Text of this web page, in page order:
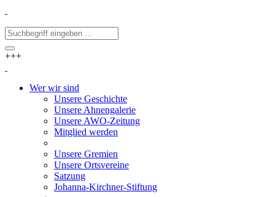
+++
Wer wir sind
Unsere Geschichte
Unsere Ahnengalerie
Unsere AWO-Zeitung
Mitglied werden
Unsere Gremien
Unsere Ortsvereine
Satzung
Johanna-Kirchner-Stiftung